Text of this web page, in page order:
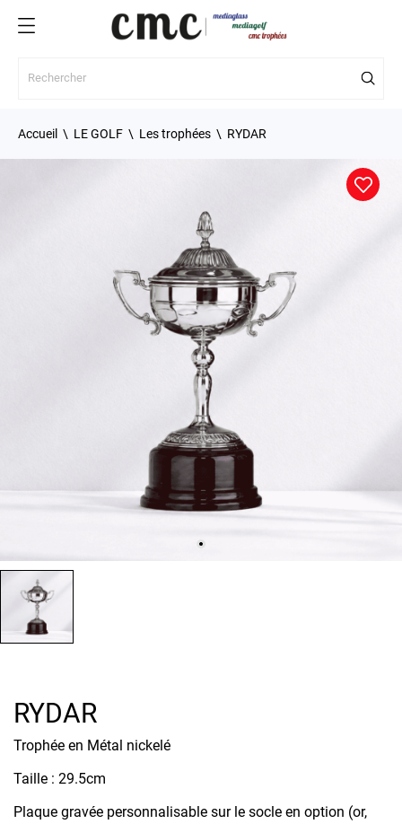
Accueil LE GOLF Les trophées RYDAR
RYDAR
Trophée en Métal nickelé
Taille : 29.5cm
Plaque gravée personnalisable sur le socle en option (or,